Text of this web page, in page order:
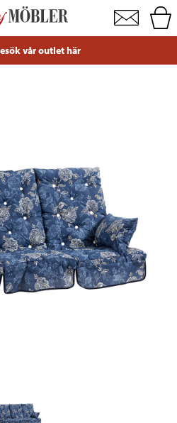
blå B168 cm
vår outlet här